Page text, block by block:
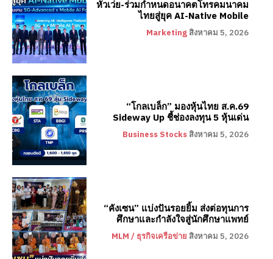
หัวเว่ย-ร่วมกำหนดอนาคตโทรคมนาคม
ไทยสู่ยุค AI-Native Mobile
Marketing สิงหาคม 5, 2026
“โกลเบล็ก” มองหุ้นไทย ส.ค.69
Sideway Up ชี้ช่องลงทุน 5 หุ้นเด่น
Business Stocks สิงหาคม 5, 2026
“คังเซน” แบ่งปันรอยยิ้ม ส่งต่อทุนการ
ศึกษาและกำลังใจสู่นักศึกษาแพทย์
MLM / ธุรกิจเครือข่าย สิงหาคม 5, 2026